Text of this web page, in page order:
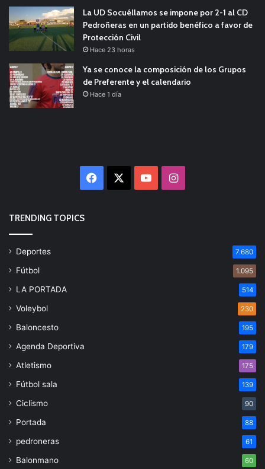
La UD Socuéllamos se impone por 2-1 al CD
Pedroñeras en un partido benéfico a favor de
Protección Civil
Hace 23 horas
Ya se conoce la composición de los Grupos
de Preferente y el calendario
Hace 1 día
Facebook YouTubeInstagram
TRENDING TOPICS
Deportes 7.680
Fútbol 1.095
LA PORTADA 514
Voleybol 230
Baloncesto 195
Agenda Deportiva 179
Atletismo 175
Fútbol sala 139
Ciclismo 90
Portada 88
pedroneras 61
Balonmano 60